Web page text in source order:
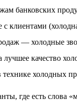
банковских
с клиентами
— холодные
лучшее качество
технике холодных
где есть слова